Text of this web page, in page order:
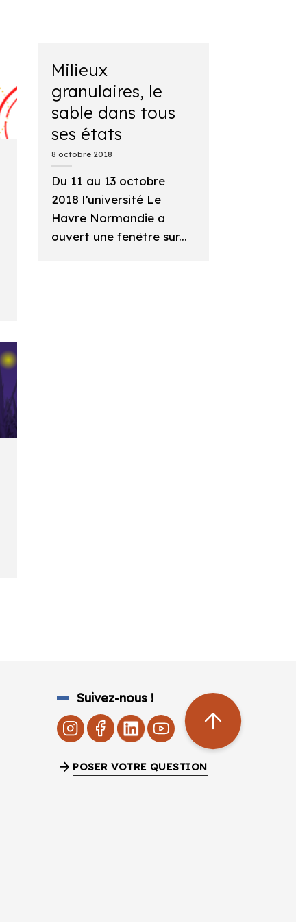
Milieux
granulaires, le
sable dans tous
ses états
8 octobre 2018
Du 11 au 13 octobre
2018 l’université Le
Havre Normandie a
ouvert une fenêtre sur...
Suivez-nous !
POSER VOTRE QUESTION